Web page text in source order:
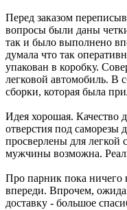
Перед заказом
вопросы были даны
так и было выполнено
думала что так
упакован в коробку.
легковой автомобиль. В
сборки, которая была
Идея хорошая. Качество
отверстия под саморезы
просверлены для легкой
мужчины возможна.
Про парник пока ничего
впереди. Впрочем,
доставку - большое